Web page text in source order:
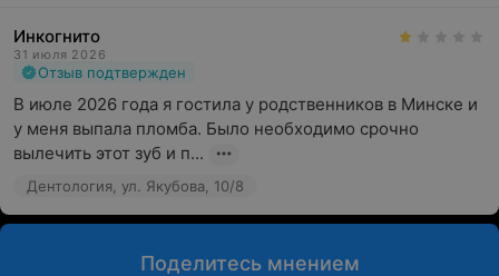
Инкогнито
31 июля 2026
Отзыв подтвержден
В июле 2026 года я гостила у родственников в Минске и
у меня выпала пломба. Было необходимо срочно
вылечить этот зуб и п...
Дентология, ул. Якубова, 10/8
Поделитесь мнением